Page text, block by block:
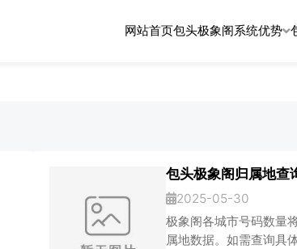
网站首页包头极象阁系统优势
包头极象阁归属地查
2025-05-30
极象阁各城市号码数量
属地数据。如需查询具